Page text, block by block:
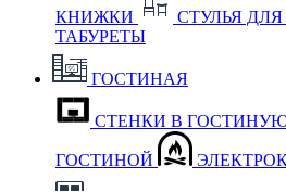
КНИЖКИ
СТУЛЬЯ
ТАБУРЕТЫ
ГОСТИНАЯ
СТЕНКИ В
ГОСТИНОЙ